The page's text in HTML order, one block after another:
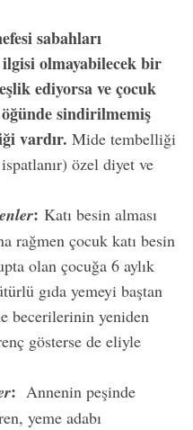
sabahları
olmayabilecek bir
ediyorsa ve çocuk
sindirilmemiş
vardır. Mide tembelliği
özel diyet ve
: Katı besin alması
rağmen çocuk katı besin
olan çocuğa 6 aylık
gıda yemeyi baştan
becerilerinin yeniden
gösterse de eliyle
: Annenin peşinde
yeme adabı